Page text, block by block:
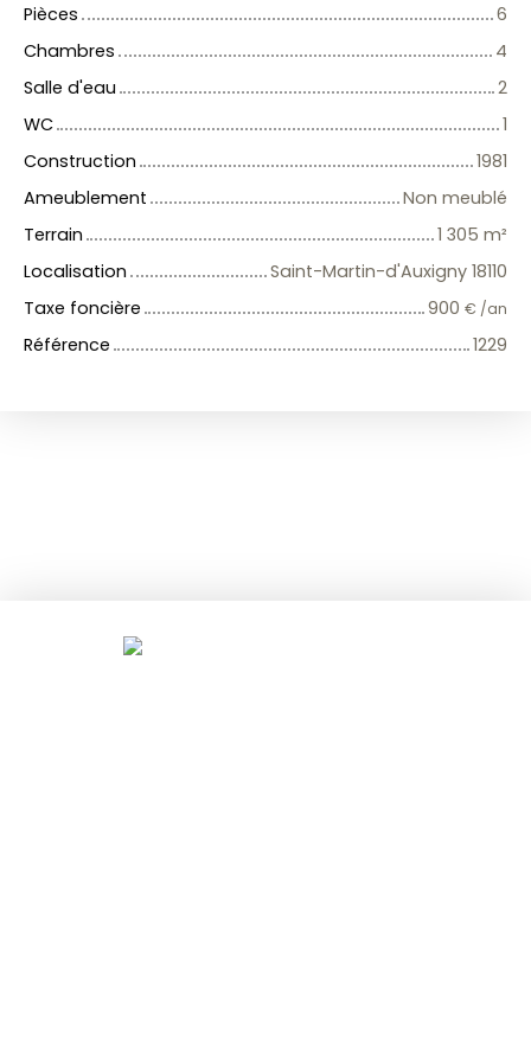
Pièces
6
Chambres
4
Salle d'eau
2
WC
1
Construction
1981
Ameublement
Non meublé
Terrain
1 305 m²
Localisation
Saint-Martin-d'Auxigny 18110
Taxe foncière
900 € /an
Référence 1229